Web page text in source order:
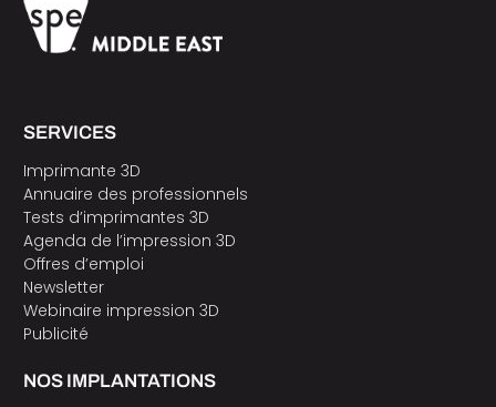
SERVICES
Imprimante 3D
Annuaire des professionnels
Tests d’imprimantes 3D
Agenda de l’impression 3D
Offres d’emploi
Newsletter
Webinaire impression 3D
Publicité
NOS IMPLANTATIONS